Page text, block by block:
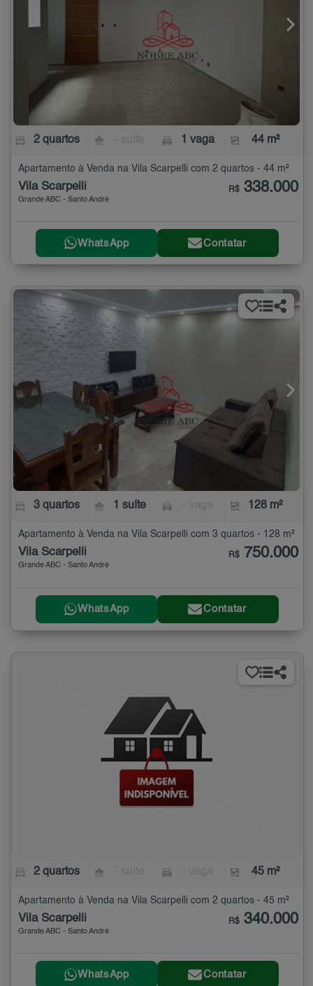
2 quartos 1 vaga 44 m²
Apartamento à Venda na Vila Scarpelli com 2 quartos - 44 m²
Vila Scarpelli
Grande ABC - Santo André
R$ 338.000
WhatsApp Contatar
3 quartos 1 suíte 128 m²
Apartamento à Venda na Vila Scarpelli com 3 quartos - 128 m²
Vila Scarpelli
Grande ABC - Santo André
R$ 750.000
WhatsApp Contatar
2 quartos 45 m²
Apartamento à Venda na Vila Scarpelli com 2 quartos - 45 m²
Vila Scarpelli
Grande ABC - Santo André
R$ 340.000
WhatsApp Contatar